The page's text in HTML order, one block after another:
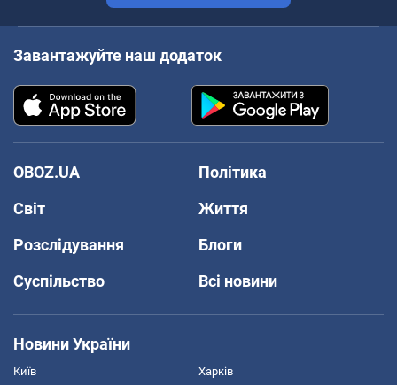
Завантажуйте наш додаток
OBOZ.UA
Політика
Світ
Життя
Розслідування
Блоги
Суспільство
Всі новини
Новини України
Київ Харків